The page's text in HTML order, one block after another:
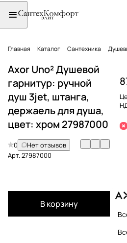
Главная Каталог Сантехника
Axor Uno² Душевой
гарнитур: ручной
душ 3jet, штанга,
держаель для душа,
цвет: хром 27987000
0
Нет отзывов
Арт.27987000
В корзину